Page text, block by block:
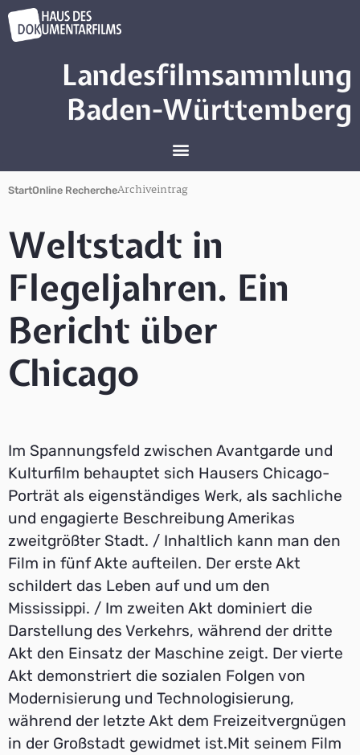
Landesfilmsammlung
Baden-Württemberg
StartOnline RechercheArchiveintrag
Weltstadt in
Flegeljahren. Ein
Bericht über
Chicago
Im Spannungsfeld zwischen Avantgarde und
Kulturfilm behauptet sich Hausers Chicago-
Porträt als eigenständiges Werk, als sachliche
und engagierte Beschreibung Amerikas
zweitgrößter Stadt. / Inhaltlich kann man den
Film in fünf Akte aufteilen. Der erste Akt
schildert das Leben auf und um den
Mississippi. / Im zweiten Akt dominiert die
Darstellung des Verkehrs, während der dritte
Akt den Einsatz der Maschine zeigt. Der vierte
Akt demonstriert die sozialen Folgen von
Modernisierung und Technologisierung,
während der letzte Akt dem Freizeitvergnügen
in der Großstadt gewidmet ist.Mit seinem Film